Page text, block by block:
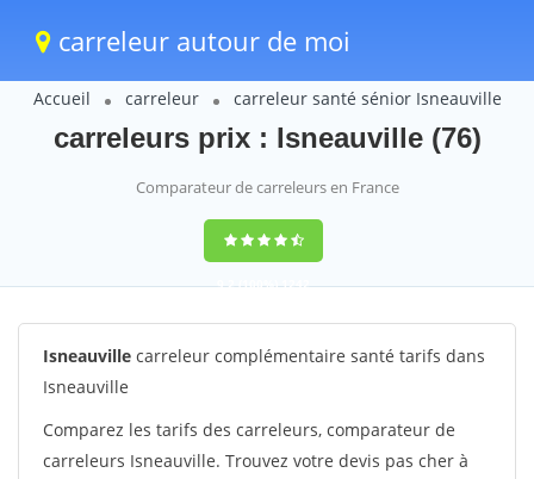
carreleur autour de moi
Accueil carreleur carreleur santé sénior Isneauville
carreleurs prix : Isneauville (76)
Comparateur de carreleurs en France
9,2(100%)1242
votes
Isneauville carreleur complémentaire santé tarifs dans
Isneauville
Comparez les tarifs des carreleurs, comparateur de
carreleurs Isneauville. Trouvez votre devis pas cher à